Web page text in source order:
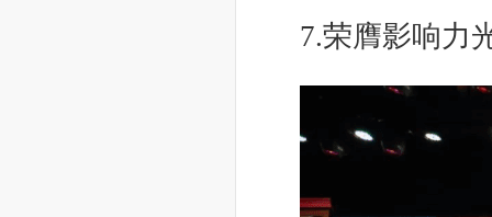
7.荣膺影响力